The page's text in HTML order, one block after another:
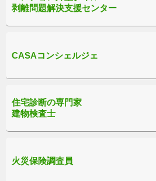
剥離問題解決支援センター
CASAコンシェルジェ
住宅診断の専門家
建物検査士
火災保険調査員